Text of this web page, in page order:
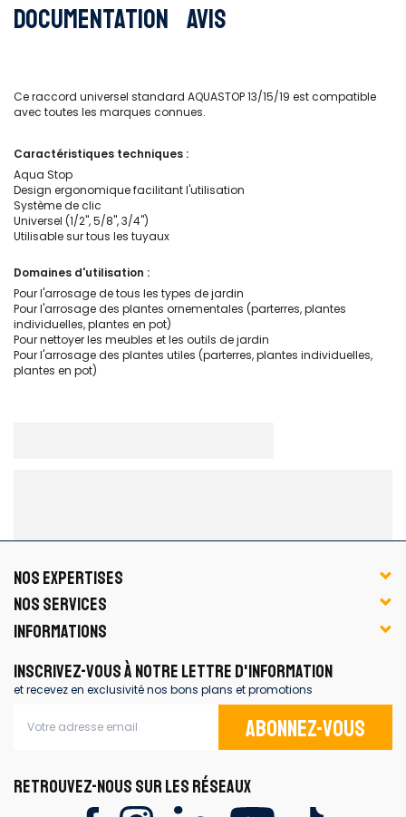
Documentation Avis
Ce raccord universel standard AQUASTOP 13/15/19 est compatible
avec toutes les marques connues.
Caractéristiques techniques :
Aqua Stop
Design ergonomique facilitant l'utilisation
Système de clic
Universel (1/2'', 5/8'', 3/4'')
Utilisable sur tous les tuyaux
Domaines d'utilisation :
Pour l'arrosage de tous les types de jardin
Pour l'arrosage des plantes ornementales (parterres, plantes
individuelles, plantes en pot)
Pour nettoyer les meubles et les outils de jardin
Pour l'arrosage des plantes utiles (parterres, plantes individuelles,
plantes en pot)
NOS EXPERTISES
NOS SERVICES
INFORMATIONS
INSCRIVEZ-VOUS À NOTRE LETTRE D'INFORMATION
et recevez en exclusivité nos bons plans et promotions
Abonnez-vous
RETROUVEZ-NOUS SUR LES RÉSEAUX